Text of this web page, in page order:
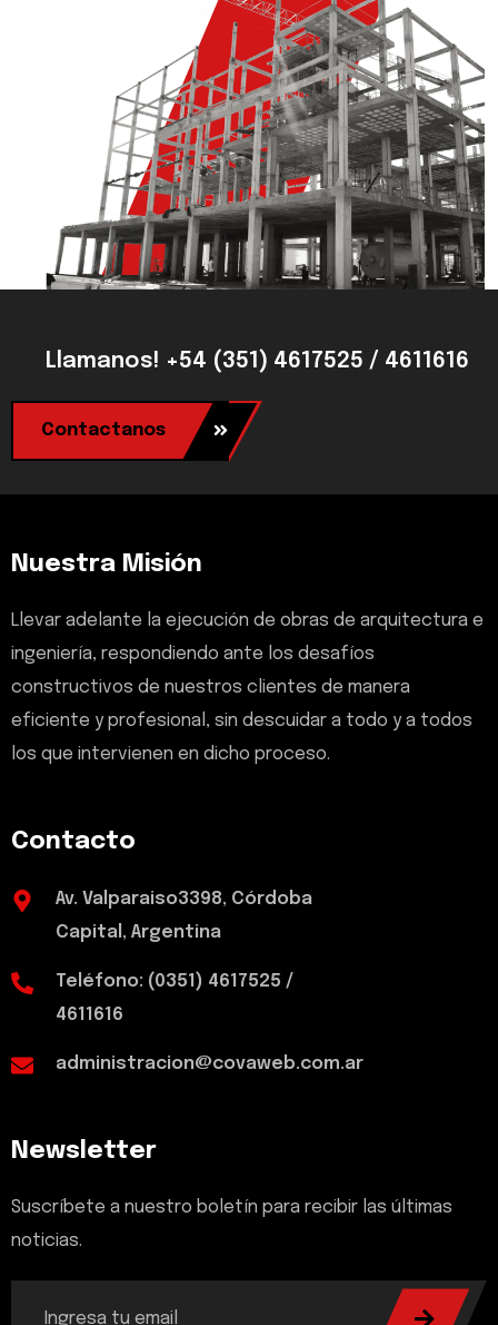
Llamanos! +54 (351) 4617525 / 4611616
Contactanos
Nuestra Misión
Llevar adelante la ejecución de obras de arquitectura e
ingeniería, respondiendo ante los desafíos
constructivos de nuestros clientes de manera
eficiente y profesional, sin descuidar a todo y a todos
los que intervienen en dicho proceso.
Contacto
Av. Valparaiso3398, Córdoba
Capital, Argentina
Teléfono: (0351) 4617525 /
4611616
administracion@covaweb.com.ar
Newsletter
Suscríbete a nuestro boletín para recibir las últimas
noticias.